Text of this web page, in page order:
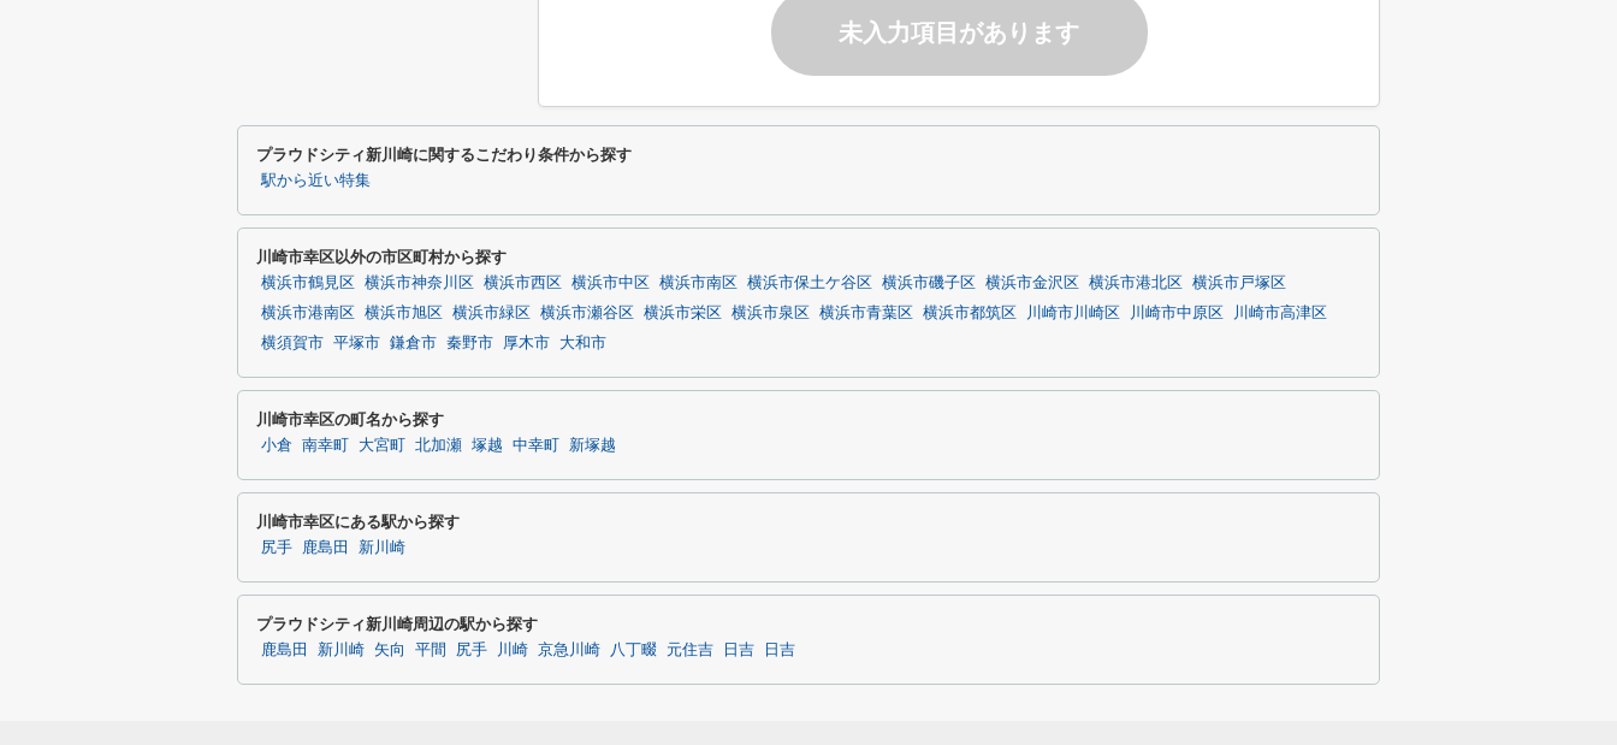
未入力項目があります
プラウドシティ新川崎に関するこだわり条件から探す
駅から近い特集
川崎市幸区以外の市区町村から探す
横浜市鶴見区 横浜市神奈川区 横浜市西区 横浜市中区 横浜市南区 横浜市保土ケ谷区 横浜市磯子区 横浜市金沢区 横浜市港北区
横浜市戸塚区
横浜市港南区
横浜市旭区 横浜市緑区 横浜市瀬谷区 横浜市栄区 横浜市泉区 横浜市青葉区 横浜市都筑区 川崎市川崎区 川崎市中原区
川崎市高津区
横須賀市 平塚市 鎌倉市 秦野市 厚木市 大和市
川崎市幸区の町名から探す
小倉 南幸町 大宮町 北加瀬 塚越 中幸町 新塚越
川崎市幸区にある駅から探す
尻手 鹿島田 新川崎
プラウドシティ新川崎周辺の駅から探す
鹿島田 新川崎 矢向 平間 尻手 川崎 京急川崎 八丁畷 元住吉 日吉 日吉